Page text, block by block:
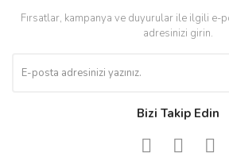
Fırsatlar, kampanya ve duyurular ile ilgili e-
adresinizi girin.
Bizi Takip Edin